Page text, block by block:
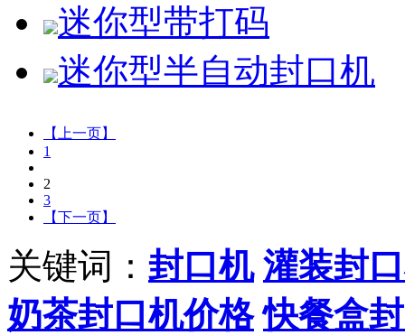
迷你型带打码
迷你型半自动封口机
【上一页】
1
2
3
【下一页】
关键词： 封口机 灌装封
奶茶封口机价格 快餐盒